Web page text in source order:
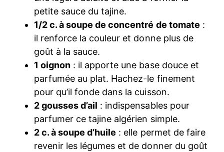
petite sauce du tajine.
1/2 c. à soupe de concentré de tomate :
il renforce la couleur et donne plus de
goût à la sauce.
1 oignon : il apporte une base douce et
parfumée au plat. Hachez-le finement
pour qu’il fonde dans la cuisson.
2 gousses d’ail : indispensables pour
parfumer ce tajine algérien simple.
2 c. à soupe d’huile : elle permet de faire
revenir les légumes et de donner du goût